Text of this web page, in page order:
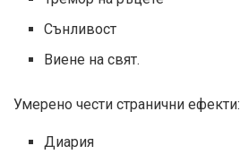
Сънливост
Виене на свят.
Умерено чести странични ефекти:
Диария